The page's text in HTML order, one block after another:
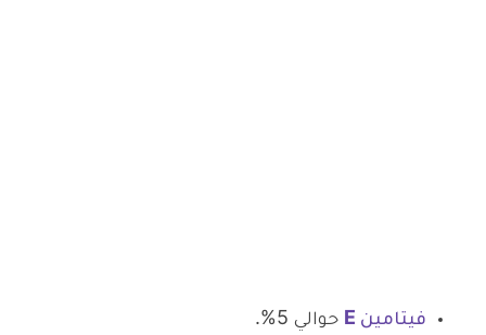
فيتامين E حوالي 5%.